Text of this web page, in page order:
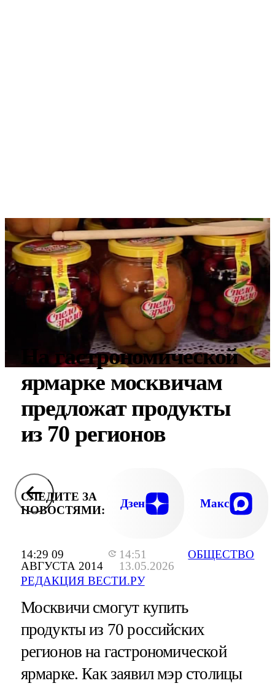
14:29 09
АВГУСТА 2014
14:51
13.05.2026
РЕДАКЦИЯ ВЕСТИ.РУ
ОБЩЕСТВО
На гастрономической
ярмарке москвичам
предложат продукты
из 70 регионов
СЛЕДИТЕ ЗА
НОВОСТЯМИ:
Дзен Макс
Москвичи смогут купить
продукты из 70 российских
регионов на гастрономической
ярмарке. Как заявил мэр столицы